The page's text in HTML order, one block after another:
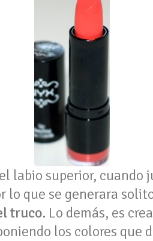
labio superior, cuando
lo que se generara
truco. Lo demás, es
los colores que